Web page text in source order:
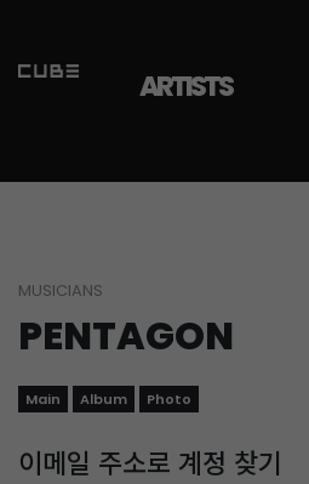
ARTISTS
MUSICIANS
PENTAGON
Main Album Photo
이메일 주소로 계정 찾기